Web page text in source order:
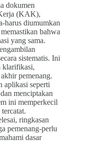
dokumen
(KAK),
harus diumumkan
bahwa
yang sama.
sistematis. Ini
klarifikasi,
pemenang.
aplikasi seperti
menciptakan
ini memperkecil
ringkasan
pemenang-perlu
dasar